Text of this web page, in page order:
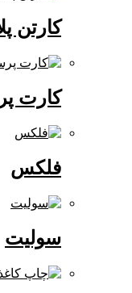
کارتن پلاست
کارت پرسنلی